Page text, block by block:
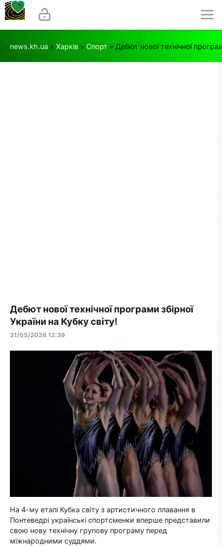
news.kh.ua » Харків » Спорт » Дебют нової технічної
Дебют нової технічної програми збірної
України на Кубку світу!
31/05/2026 12:39
На 4-му етапі Кубка світу з артистичного плавання в
Понтеведрі українські спортсменки вперше представили
свою нову технічну групову програму перед
міжнародними суддями.